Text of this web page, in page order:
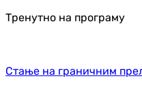
Тренутно на програму
Стање на граничним